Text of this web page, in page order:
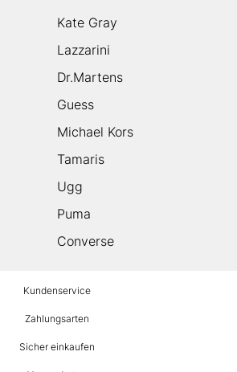
Kate Gray
Lazzarini
Dr.Martens
Guess
Michael Kors
Tamaris
Ugg
Puma
Converse
Kundenservice
Zahlungsarten
Sicher einkaufen